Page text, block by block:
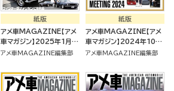
紙版
アメ車MAGAZINE【アメ
車マガジン】2025年1月号
[雑誌]
アメ車MAGAZINE編集部
紙版
アメ車MAGAZINE【アメ
車マガジン】2024年10月
号 [雑誌]
アメ車MAGAZINE編集部